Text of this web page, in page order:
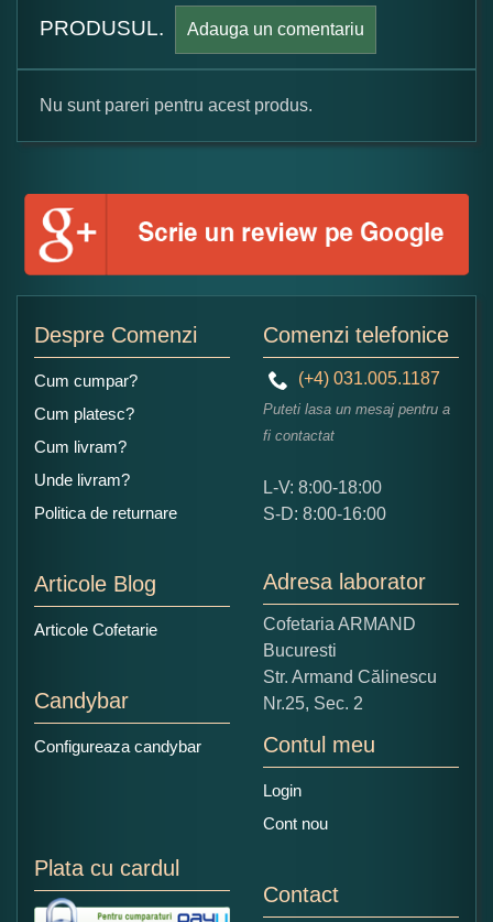
PRODUSUL.
Adauga un comentariu
Formular pareri client
Numele dumneavoastra:
Ce nota acordati acestui produs?
5
Copiati alaturi numarul din imagine:
Nu sunt pareri pentru acest produs.
Despre Comenzi
Cum cumpar?
Cum platesc?
Cum livram?
Unde livram?
Politica de returnare
Articole Blog
Articole Cofetarie
Candybar
Configureaza candybar
Comenzi telefonice
(+4) 031.005.1187
Puteti lasa un mesaj pentru a
fi contactat
L-V: 8:00-18:00
S-D: 8:00-16:00
Adresa laborator
Cofetaria ARMAND
Bucuresti
Str. Armand Călinescu
Nr.25, Sec. 2
Contul meu
Login
Cont nou
Plata cu cardul
Contact